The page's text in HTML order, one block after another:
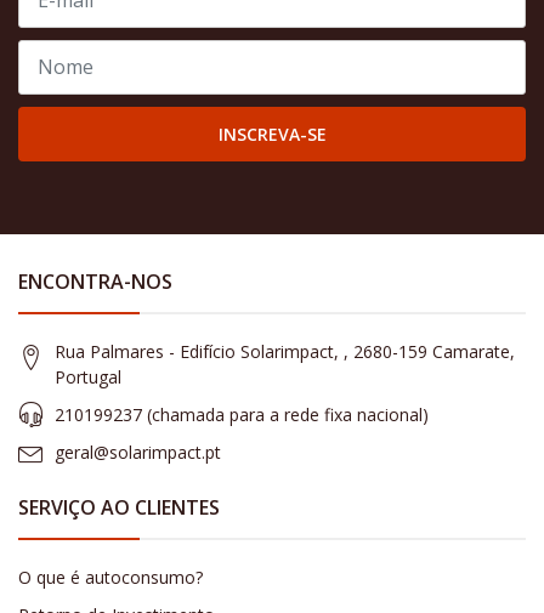
INSCREVA-SE
ENCONTRA-NOS
Rua Palmares - Edifício Solarimpact, , 2680-159 Camarate,
Portugal
210199237 (​chamada para a rede fixa nacional)
geral@solarimpact.pt
SERVIÇO AO CLIENTES
O que é autoconsumo?